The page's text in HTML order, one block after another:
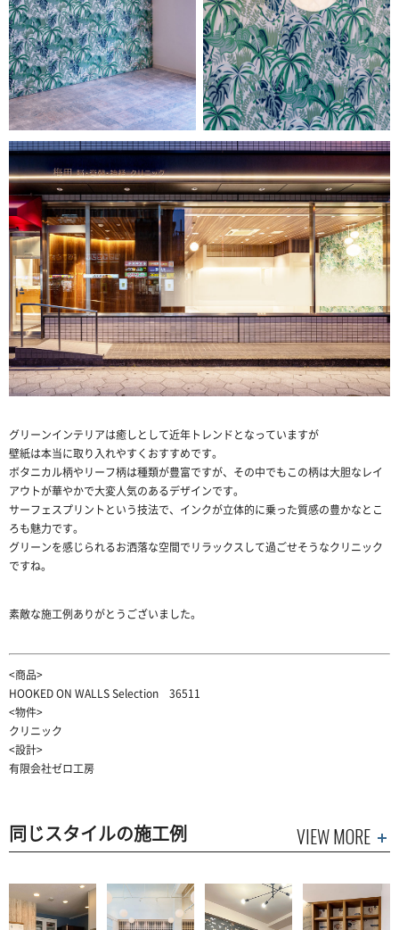
グリーンインテリアは癒しとして近年トレンドとなっていますが
壁紙は本当に取り入れやすくおすすめです。
ボタニカル柄やリーフ柄は種類が豊富ですが、その中でもこの柄は大胆なレイ
アウトが華やかで大変人気のあるデザインです。
サーフェスプリントという技法で、インクが立体的に乗った質感の豊かなとこ
ろも魅力です。
グリーンを感じられるお洒落な空間でリラックスして過ごせそうなクリニック
ですね。
素敵な施工例ありがとうございました。
<商品>
HOOKED ON WALLS Selection ​36511
<物件>
クリニック
<設計>
有限会社ゼロ工房
同じスタイルの施工例 VIEW MORE